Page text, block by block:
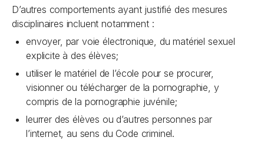
D’autres comportements ayant justifié des mesures
disciplinaires incluent notamment :
envoyer, par voie électronique, du matériel sexuel
explicite à des élèves;
utiliser le matériel de l’école pour se procurer,
visionner ou télécharger de la pornographie, y
compris de la pornographie juvénile;
leurrer des élèves ou d’autres personnes par
l’internet, au sens du Code criminel.